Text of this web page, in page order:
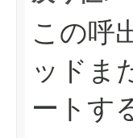
この呼
ッドま
ートす